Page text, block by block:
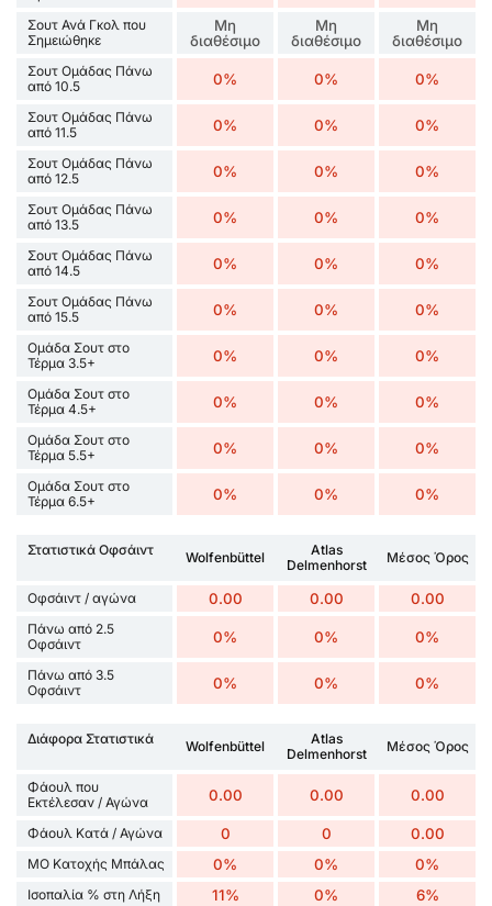
Σουτ Ανά Γκολ που
Σημειώθηκε
Μη
διαθέσιμο
Μη
διαθέσιμο
Μη
διαθέσιμο
Σουτ Ομάδας Πάνω
από 10.5
0% 0% 0%
Σουτ Ομάδας Πάνω
από 11.5
0% 0% 0%
Σουτ Ομάδας Πάνω
από 12.5
0% 0% 0%
Σουτ Ομάδας Πάνω
από 13.5
0% 0% 0%
Σουτ Ομάδας Πάνω
από 14.5
0% 0% 0%
Σουτ Ομάδας Πάνω
από 15.5
0% 0% 0%
Ομάδα Σουτ στο
Τέρμα 3.5+
0% 0% 0%
Ομάδα Σουτ στο
Τέρμα 4.5+
0% 0% 0%
Ομάδα Σουτ στο
Τέρμα 5.5+
0% 0% 0%
Ομάδα Σουτ στο
Τέρμα 6.5+
0% 0% 0%
Στατιστικά Οφσάιντ Wolfenbüttel
Atlas
Delmenhorst
Μέσος Όρος
Οφσάιντ / αγώνα 0.00 0.00 0.00
Πάνω από 2.5
Οφσάιντ
0% 0% 0%
Πάνω από 3.5
Οφσάιντ
0% 0% 0%
Διάφορα Στατιστικά Wolfenbüttel
Atlas
Delmenhorst
Μέσος Όρος
Φάουλ που
Εκτέλεσαν / Αγώνα
0.00 0.00 0.00
Φάουλ Κατά / Αγώνα 0 0 0.00
ΜΟ Κατοχής Μπάλας 0% 0% 0%
Ισοπαλία % στη Λήξη 11% 0% 6%